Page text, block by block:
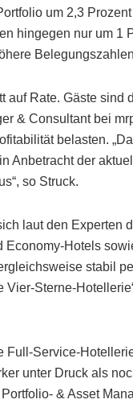
um 2,3
hingegen nur um 1
auf Rate. Gäste
& Consultant bei
belasten.
Anbetracht der
so Struck.
laut den Experten
Hotels
stabil
Sterne-
Full-Service-
unter Druck als
& Asset